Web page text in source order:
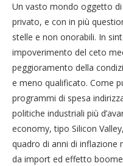
Un vasto mondo oggetto
privato, e con in più
stelle e non onorabili. In
impoverimento del ceto
peggioramento della
e meno qualificato. Come
programmi di spesa
politiche industriali più
economy, tipo Silicon
quadro di anni di inflazione
da import ed effetto